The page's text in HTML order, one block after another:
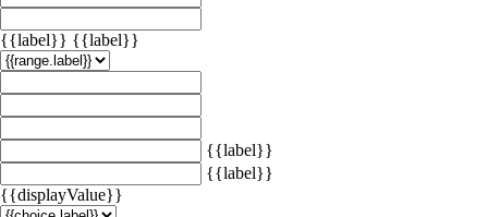
{{label}} {{label}}
{{label}}
{{label}}
{{displayValue}}